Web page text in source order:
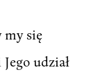
my się
udział